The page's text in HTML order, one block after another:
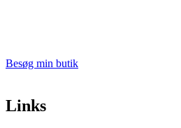
Besøg min butik
Links